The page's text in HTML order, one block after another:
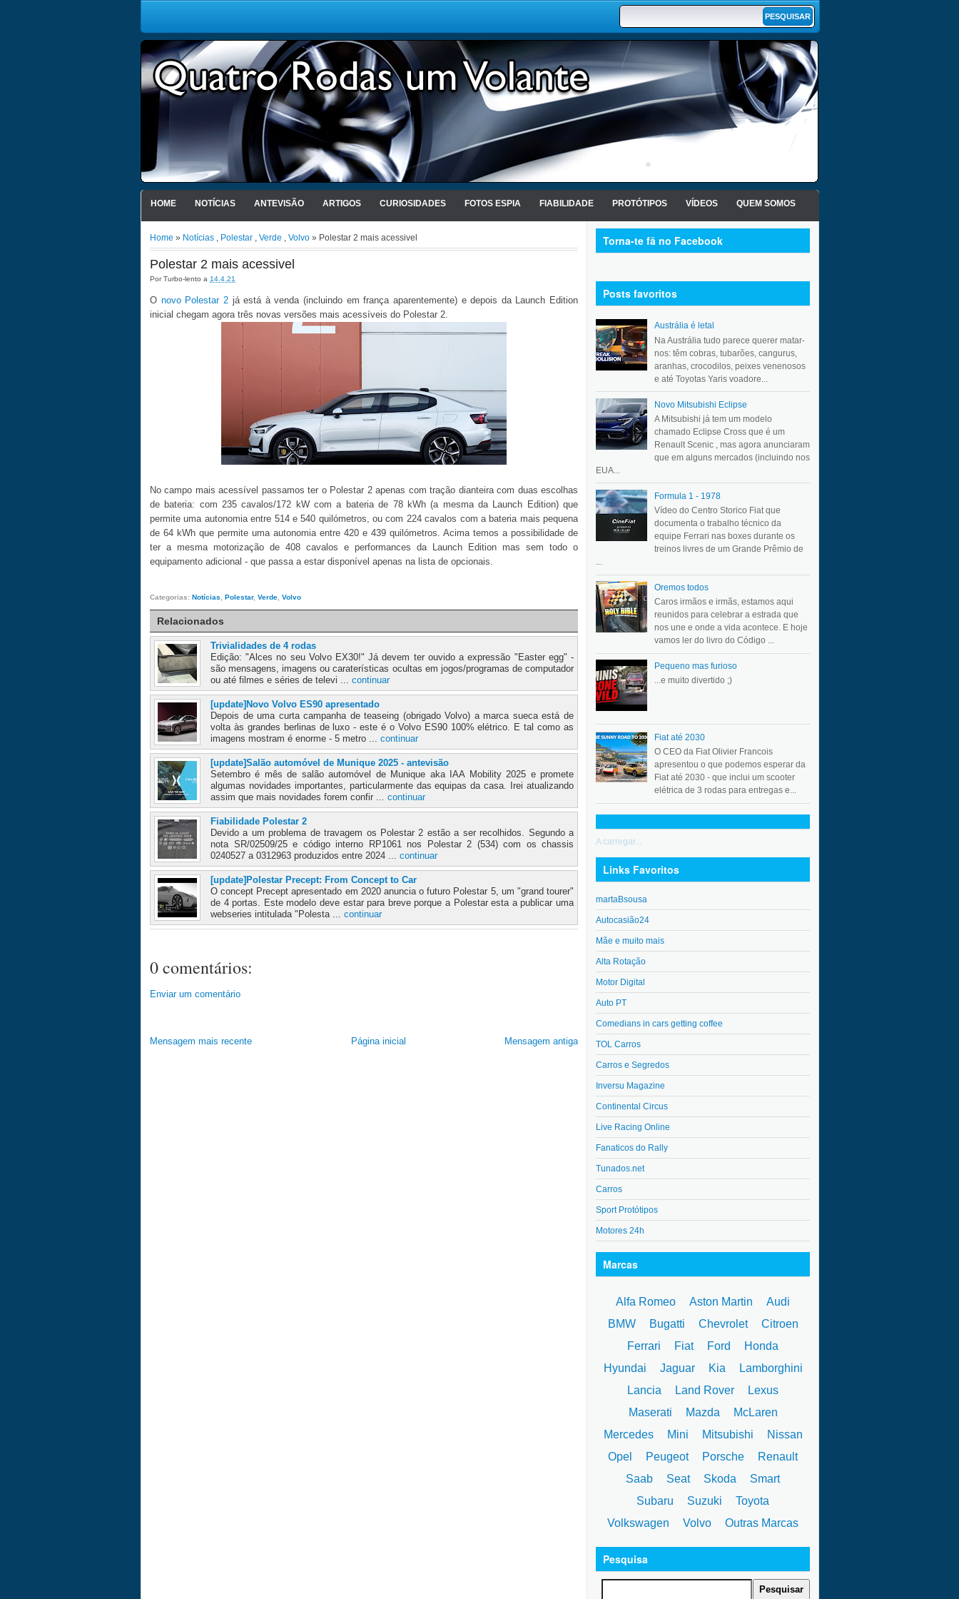
HOME NOTÍCIAS ANTEVISÃO ARTIGOS CURIOSIDADES FOTOS ESPIA FIABILIDADE PROTÓTIPOS VÍDEOS QUEM SOMOS
Home » Notícias , Polestar , Verde , Volvo » Polestar 2 mais acessivel
Polestar 2 mais acessivel
PorTurbo-lento a 14.4.21
O novo Polestar 2já está à venda (incluindo em frança aparentemente) e depois da Launch Edition
inicial chegam agora três novas versões mais acessíveis do Polestar 2.
No campo mais acessível passamos ter o Polestar 2 apenas com tração dianteira com duas escolhas
de bateria: com 235 cavalos/172 kW com a bateria de 78 kWh (a mesma da Launch Edition) que
permite uma autonomia entre 514 e 540 quilómetros, ou com 224 cavalos com a bateria mais pequena
de 64 kWh que permite uma autonomia entre 420 e 439 quilómetros. Acima temos a possibilidade de
ter a mesma motorização de 408 cavalos e performances da Launch Edition mas sem todo o
equipamento adicional - que passa a estar disponível apenas na lista de opcionais.
Categorias: Notícias Polestar, Verde Volvo
Relacionados
Trivialidades de 4 rodas
Edição: "Alces no seu Volvo EX30!" Já devem ter ouvido a expressão "Easter egg" -
são mensagens, imagens ou caraterísticas ocultas em jogos/programas de computador
ou até filmes e séries de televi ... continuar
[update]Novo Volvo ES90 apresentado
Depois de uma curta campanha de teaseing (obrigado Volvo) a marca sueca está de
volta às grandes berlinas de luxo - este é o Volvo ES90 100% elétrico. E tal como as
imagens mostram é enorme - 5 metro ... continuar
[update]Salão automóvel de Munique 2025 - antevisão
Setembro é mês de salão automóvel de Munique aka IAA Mobility 2025 e promete
algumas novidades importantes, particularmente das equipas da casa. Irei atualizando
assim que mais novidades forem confir ... continuar
Fiabilidade Polestar 2
Devido a um problema de travagem os Polestar 2 estão a ser recolhidos. Segundo a
nota SR/02509/25 e código interno RP1061 nos Polestar 2 (534) com os chassis
0240527 a 0312963 produzidos entre 2024 ... continuar
[update]Polestar Precept: From Concept to Car
O concept Precept apresentado em 2020 anuncia o futuro Polestar 5, um "grand tourer"
de 4 portas. Este modelo deve estar para breve porque a Polestar esta a publicar uma
webseries intitulada "Polesta ... continuar
0 comentários:
Enviar um comentário
Mensagem mais recente Mensagem antiga
Página inicial
Torna-te fã no Facebook
Posts favoritos
Austrália é letal
Na Austrália tudo parece querer matar-
nos: têm cobras, tubarões, cangurus,
aranhas, crocodilos, peixes venenosos
e até Toyotas Yaris voadore...
Novo Mitsubishi Eclipse
A Mitsubishi já tem um modelo
chamado Eclipse Cross que é um
Renault Scenic , mas agora anunciaram
que em alguns mercados (incluindo nos
EUA...
Formula 1 - 1978
Vídeo do Centro Storico Fiat que
documenta o trabalho técnico da
equipe Ferrari nas boxes durante os
treinos livres de um Grande Prêmio de
...
Oremos todos
Caros irmãos e irmãs, estamos aqui
reunidos para celebrar a estrada que
nos une e onde a vida acontece. E hoje
vamos ler do livro do Código ...
Pequeno mas furioso
...e muito divertido ;)
Fiat até 2030
O CEO da Fiat Olivier Francois
apresentou o que podemos esperar da
Fiat até 2030 - que inclui um scooter
elétrica de 3 rodas para entregas e...
A carregar...
Links Favoritos
martaBsousa
Autocasião24
Mãe e muito mais
Alta Rotação
Motor Digital
Auto PT
Comedians in cars getting coffee
TOL Carros
Carros e Segredos
Inversu Magazine
Continental Circus
Live Racing Online
Fanaticos do Rally
Tunados.net
Carros
Sport Protótipos
Motores 24h
Marcas
Alfa Romeo Aston Martin
Audi
BMW
Bugatti Chevrolet
Citroen
Ferrari
Fiat Ford
Honda
Hyundai
Jaguar Kia
Lamborghini
Lancia
Land Rover
Lexus
Maserati
Mazda
McLaren
Mercedes
Mini Mitsubishi
Nissan
Opel
Peugeot Porsche
Renault
Saab
Seat Skoda
Smart
Subaru
Suzuki
Toyota
Volkswagen
Volvo Outras Marcas
Pesquisa